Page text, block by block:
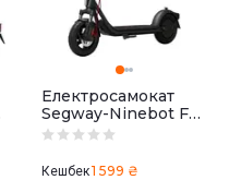
Електросамокат
Segway-Ninebot F2
PRO E II Black
Кешбек1 599 ₴